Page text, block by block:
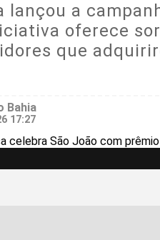
lançou a
oferece
que
Bahia
17:27